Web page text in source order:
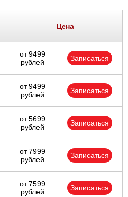
Цена
от 9499
рублей
Записаться
от 9499
рублей
Записаться
от 5699
рублей
Записаться
от 7999
рублей
Записаться
от 7599
рублей
Записаться